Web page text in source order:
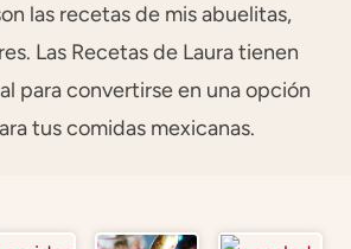
las recetas de mis abuelitas,
Las Recetas de Laura tienen
para convertirse en una opción
tus comidas mexicanas.